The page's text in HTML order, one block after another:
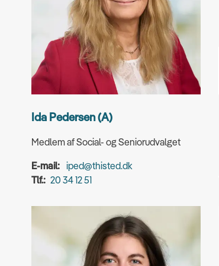
Ida Pedersen (A)
Medlem af Social- og Seniorudvalget
E-mail: iped@thisted.dk
Tlf.: 20 34 12 51